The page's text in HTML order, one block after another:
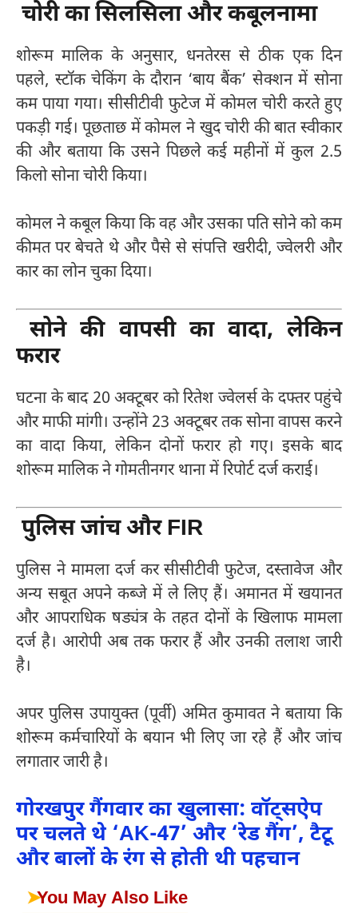
चोरी का सिलसिला और कबूलनामा
शोरूम मालिक के अनुसार, धनतेरस से ठीक एक दिन
पहले, स्टॉक चेकिंग के दौरान ‘बाय बैंक’ सेक्शन में सोना
कम पाया गया। सीसीटीवी फुटेज में कोमल चोरी करते हुए
पकड़ी गई। पूछताछ में कोमल ने खुद चोरी की बात स्वीकार
की और बताया कि उसने पिछले कई महीनों में कुल 2.5
किलो सोना चोरी किया।
कोमल ने कबूल किया कि वह और उसका पति सोने को कम
कीमत पर बेचते थे और पैसे से संपत्ति खरीदी, ज्वेलरी और
कार का लोन चुका दिया।
सोने की वापसी का वादा, लेकिन
फरार
घटना के बाद 20 अक्टूबर को रितेश ज्वेलर्स के दफ्तर पहुंचे
और माफी मांगी। उन्होंने 23 अक्टूबर तक सोना वापस करने
का वादा किया, लेकिन दोनों फरार हो गए। इसके बाद
शोरूम मालिक ने गोमतीनगर थाना में रिपोर्ट दर्ज कराई।
पुलिस जांच और FIR
पुलिस ने मामला दर्ज कर सीसीटीवी फुटेज, दस्तावेज और
अन्य सबूत अपने कब्जे में ले लिए हैं। अमानत में खयानत
और आपराधिक षड्यंत्र के तहत दोनों के खिलाफ मामला
दर्ज है। आरोपी अब तक फरार हैं और उनकी तलाश जारी
है।
अपर पुलिस उपायुक्त (पूर्वी) अमित कुमावत ने बताया कि
शोरूम कर्मचारियों के बयान भी लिए जा रहे हैं और जांच
लगातार जारी है।
गोरखपुर गैंगवार का खुलासा: वॉट्सऐप
पर चलते थे ‘AK-47’ और ‘रेड गैंग’, टैटू
और बालों के रंग से होती थी पहचान
➤You May Also Like